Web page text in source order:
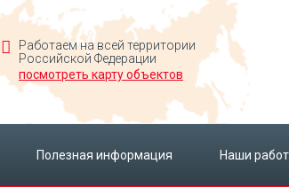
Работаем на всей территории
Российской Федерации
посмотреть карту объектов
Полезная информация Наши